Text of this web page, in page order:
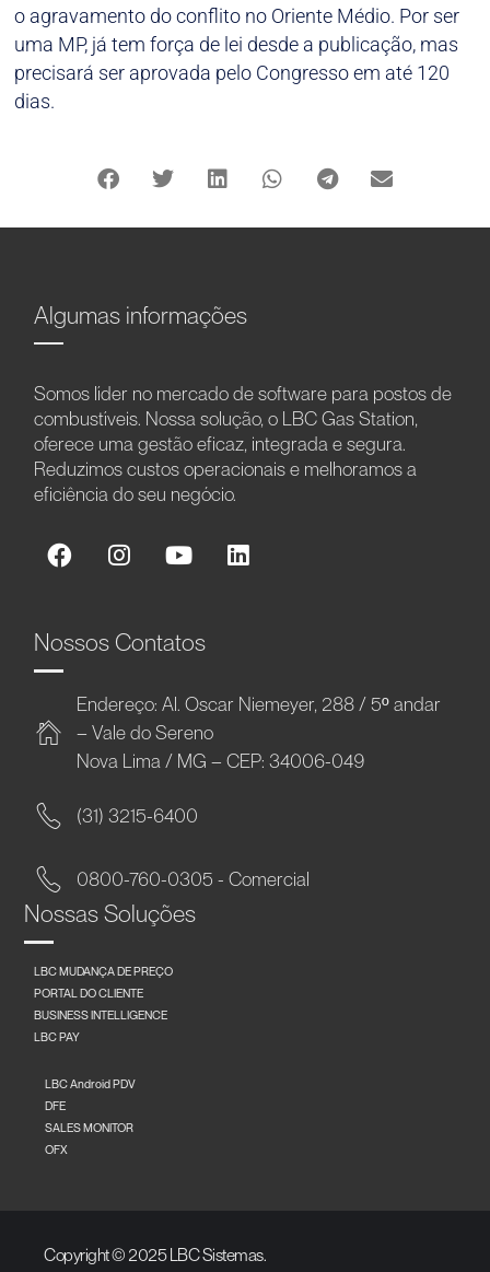
o agravamento do conflito no Oriente Médio. Por ser
uma MP, já tem força de lei desde a publicação, mas
precisará ser aprovada pelo Congresso em até 120
dias.
Algumas informações
Somos líder no mercado de software para postos de
combustíveis. Nossa solução, o LBC Gas Station,
oferece uma gestão eficaz, integrada e segura.
Reduzimos custos operacionais e melhoramos a
eficiência do seu negócio.
Nossos Contatos
Endereço: Al. Oscar Niemeyer, 288 / 5º andar
– Vale do Sereno
Nova Lima / MG – CEP: 34006-049
(31) 3215-6400
0800-760-0305 - Comercial
Nossas Soluções
LBC MUDANÇA DE PREÇO
PORTAL DO CLIENTE
BUSINESS INTELLIGENCE
LBC PAY
LBC Android PDV
DFE
SALES MONITOR
OFX
Copyright © 2025 LBC Sistemas.